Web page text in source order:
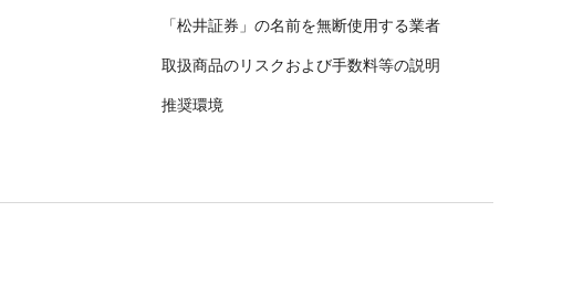
「松井証券」の名前を無断使用する業者
取扱商品のリスクおよび手数料等の説明
推奨環境